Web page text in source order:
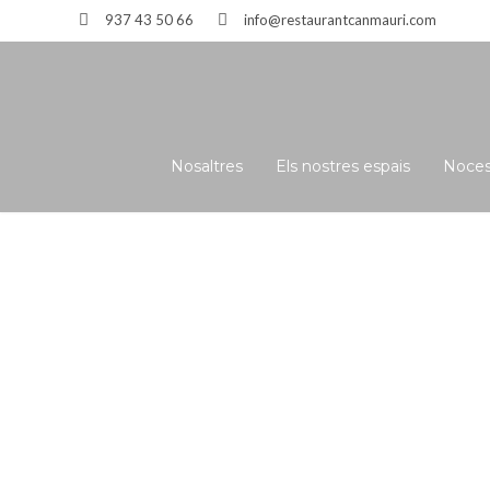
info@restaurantcanmauri.com
937 43 50 66
Nosaltres Els nostres espais